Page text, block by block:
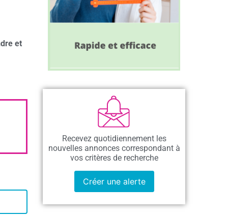
et
Recevez quotidiennement les
nouvelles annonces correspondant à
vos critères de recherche
Créer une alerte